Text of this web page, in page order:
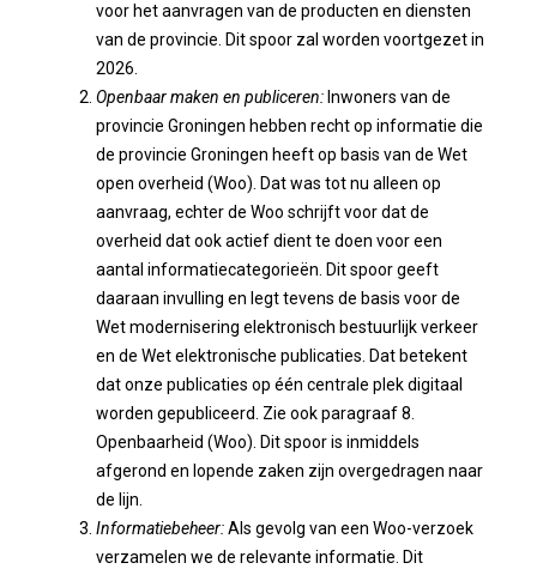
voor het aanvragen van de producten en diensten
van de provincie. Dit spoor zal worden voortgezet in
2026.
Openbaar maken en publiceren: Inwoners van de
provincie Groningen hebben recht op informatie die
de provincie Groningen heeft op basis van de Wet
open overheid (Woo). Dat was tot nu alleen op
aanvraag, echter de Woo schrijft voor dat de
overheid dat ook actief dient te doen voor een
aantal informatiecategorieën. Dit spoor geeft
daaraan invulling en legt tevens de basis voor de
Wet modernisering elektronisch bestuurlijk verkeer
en de Wet elektronische publicaties. Dat betekent
dat onze publicaties op één centrale plek digitaal
worden gepubliceerd. Zie ook paragraaf 8.
Openbaarheid (Woo). Dit spoor is inmiddels
afgerond en lopende zaken zijn overgedragen naar
de lijn.
Informatiebeheer:Als gevolg van een Woo-verzoek
verzamelen we de relevante informatie. Dit